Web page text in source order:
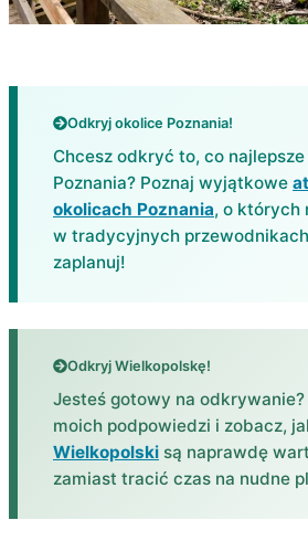
Odkryj okolice Poznania!
Chcesz odkryć to, co najlepsze
Poznania? Poznaj wyjątkowe
okolicach Poznania, o których
w tradycyjnych
zaplanuj!
Odkryj Wielkopolskę!
Jesteś gotowy na
moich podpowiedzi i zobacz,
Wielkopolski są naprawdę
zamiast tracić czas na nudne